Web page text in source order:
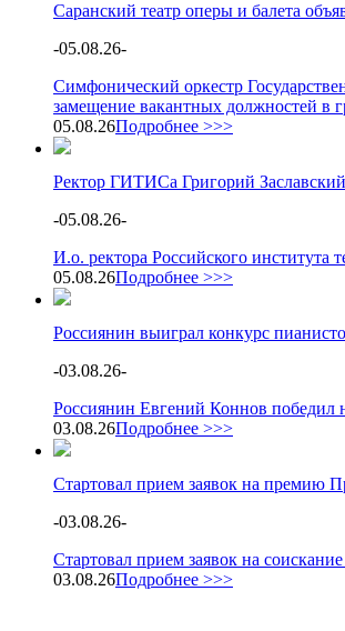
Саранский театр оперы и балета
-05.08.26-
Симфонический оркестр
замещение вакантных должностей в
05.08.26Подробнее >>>
Ректор ГИТИСа Григорий
-05.08.26-
И.о. ректора Российского института
05.08.26Подробнее >>>
Россиянин выиграл конкурс
-03.08.26-
Россиянин Евгений Коннов
03.08.26Подробнее >>>
Стартовал прием заявок на премию
-03.08.26-
Стартовал прием заявок на
03.08.26Подробнее >>>